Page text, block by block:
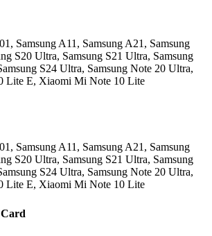
, Samsung A11 , Samsung A21 , Samsung
S20 Ultra, Samsung S21 Ultra, Samsung
S24 Ultra, Samsung Note 20 Ultra,
Lite E, Xiaomi Mi Note 10 Lite
, Samsung A11 , Samsung A21 , Samsung
S20 Ultra, Samsung S21 Ultra, Samsung
S24 Ultra, Samsung Note 20 Ultra,
Lite E, Xiaomi Mi Note 10 Lite